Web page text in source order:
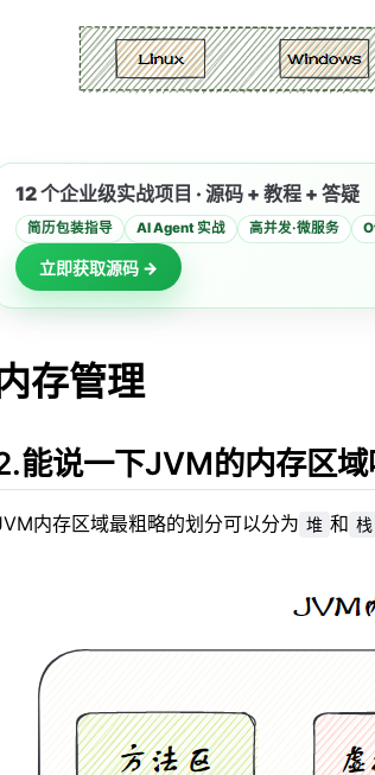
存泄漏问题？是如何定位的？
命周期吗？
道吗？
？
机制？
机制？
双亲委派机制的破坏？
机制了解吗？
12 个企业级实战项目 · 源码 + 教程 + 答疑
简历包装指导 AI Agent 实战 高并发·微服务
立即获取源码 →
存管理
能说一下JVM的内存区域
内存区域最粗略的划分可以分为 堆 和 栈